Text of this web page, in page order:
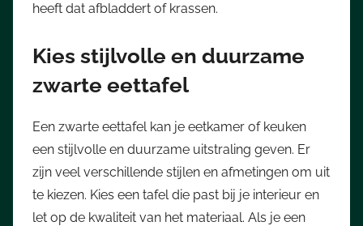
heeft dat afbladdert of krassen.
Kies stijlvolle en duurzame
zwarte eettafel
Een zwarte eettafel kan je eetkamer of keuken
een stijlvolle en duurzame uitstraling geven. Er
zijn veel verschillende stijlen en afmetingen om uit
te kiezen. Kies een tafel die past bij je interieur en
let op de kwaliteit van het materiaal. Als je een